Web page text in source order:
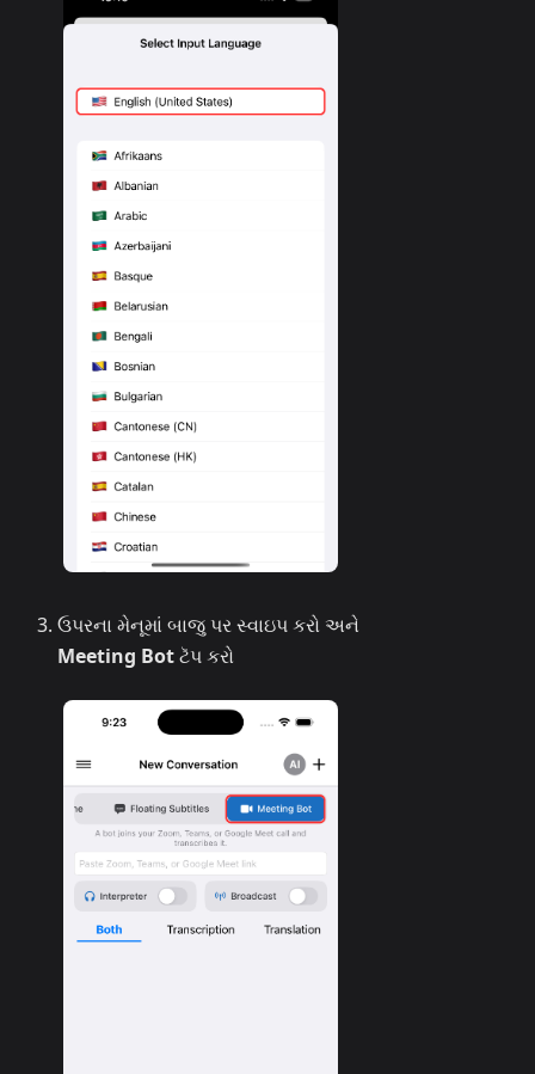
ઉપરના મેનૂમાં બાજુ પર સ્વાઇપ કરો અને
Meeting Botટૅપ કરો